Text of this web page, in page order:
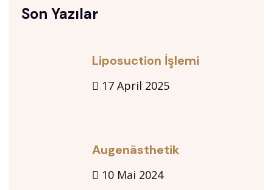
Son Yazılar
Liposuction İşlemi
17 April 2025
Augenästhetik
10 Mai 2024